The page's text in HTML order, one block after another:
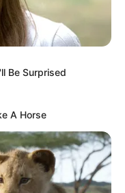
hogy a TISZA-
meg fogja
Be Surprised
A Horse